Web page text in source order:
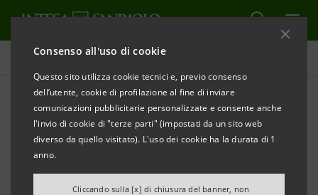
Consenso all'uso di cookie
Questo sito utilizza cookie tecnici e, previo consenso
dell’utente, cookie di profilazione al fine di inviare
comunicazioni pubblicitarie personalizzate e consente anche
l'invio di cookie di "terze parti" (impostati da un sito web
diverso da quello visitato). L'uso dei cookie ha la durata di 1
anno.
Cliccando sulla [x] di chiusura del banner, non
Tutte le news
SRM presenta l’11°
Rapporto “Italian Maritime
Economy”